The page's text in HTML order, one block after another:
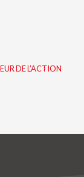
DE L’ACTION